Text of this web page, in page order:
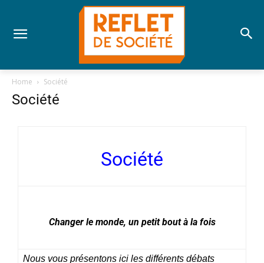
Home Société
Société
Société
Changer le monde, un petit bout à la fois
Nous vous présentons ici les différents débats